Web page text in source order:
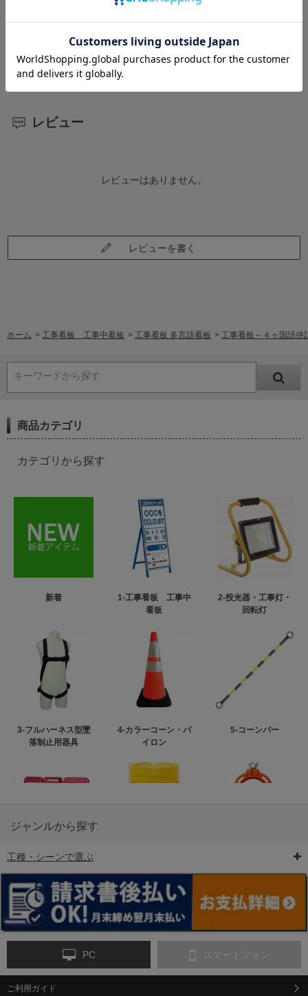
鉄枠サイズ 280mm×1550mm
レビュー
レビューはありません。
レビューを書く
ホーム > 工事看板 工事中看板 > 工事看板 多言語看板 > 工事看板～４ヶ国語併
キーワードから探す
商品カテゴリ
カテゴリから探す
新着
1-工事看板 工事中
看板
2-投光器・工事灯・
回転灯
3-フルハーネス型墜
落制止用器具
4-カラーコーン・パ
イロン
5-コーンバー
6-矢印板/LED矢印板
ンス
ジャンルから探す
工種・シーンで選ぶ
PC スマートフォン
ご利用ガイド